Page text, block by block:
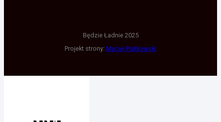
Będzie Ładnie 2025
Projekt strony: Maciej Piątkowski